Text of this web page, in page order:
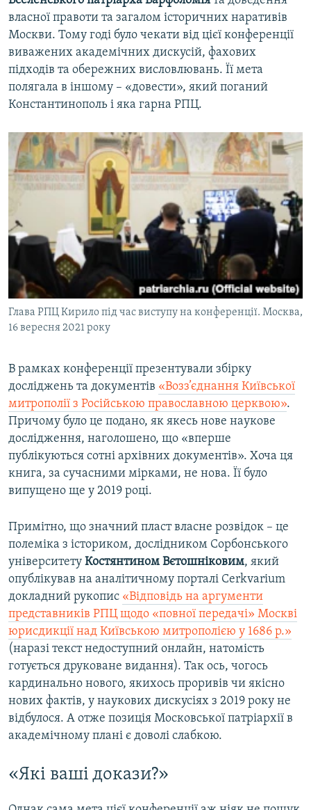
власної правоти та загалом історичних наративів
Москви. Тому годі було чекати від цієї конференції
виважених академічних дискусій, фахових
підходів та обережних висловлювань. Її мета
полягала в іншому – «довести», який поганий
Константинополь і яка гарна РПЦ.
Глава РПЦ Кирило під час виступу на конференції. Москва,
16 вересня 2021 року
В рамках конференції презентували збірку
досліджень та документів «Возз’єднання Київської
митрополії з Російською православною церквою».
Причому було це подано, як якесь нове наукове
дослідження, наголошено, що «вперше
публікуються сотні архівних документів». Хоча ця
книга, за сучасними мірками, не нова. Її було
випущено ще у 2019 році.
Примітно, що значний пласт власне розвідок – це
полеміка з істориком, дослідником Сорбонського
університету Костянтином Вєтошніковим, який
опублікував на аналітичному порталі Cerkvarium
докладний рукопис «Відповідь на аргументи
представників РПЦ щодо «повної передачі» Москві
юрисдикції над Київською митрополією у 1686 р.»
(наразі текст недоступний онлайн, натомість
готується друковане видання). Так ось, чогось
кардинально нового, якихось проривів чи якісно
нових фактів, у наукових дискусіях з 2019 року не
відбулося. А отже позиція Московської патріархії в
академічному плані є доволі слабкою.
«Які ваші докази?»